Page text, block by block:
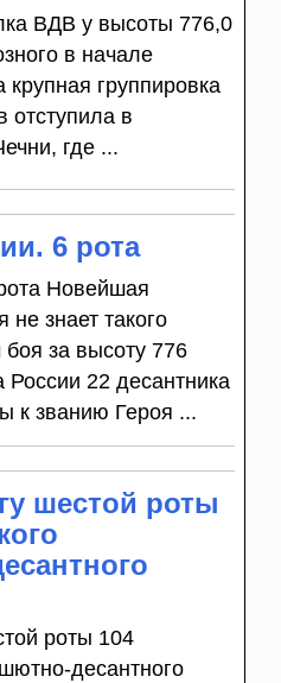
ВДВ у высоты 776,0
в начале
группировка
отступила в
где ...
6 рота
Новейшая
не знает такого
боя за высоту 776
России 22 десантника
к званию Героя ...
шестой роты
роты 104
десантного